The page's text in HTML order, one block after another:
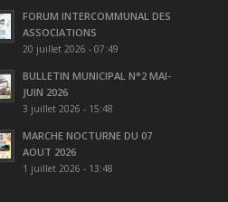
FORUM INTERCOMMUNAL DES
ASSOCIATIONS
20 juillet 2026 - 07:49
BULLETIN MUNICIPAL N°2 MAI-
JUIN 2026
3 juillet 2026 - 15:48
MARCHE NOCTURNE DU 07
AOUT 2026
1 juillet 2026 - 13:48